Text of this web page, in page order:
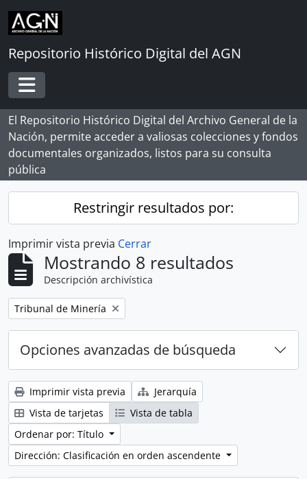
Skip to main content
Repositorio Histórico Digital del AGN
Toggle navigation
El Repositorio Histórico Digital del Archivo General de la
Nación, permite acceder a valiosas colecciones y fondos
documentales organizados, listos para su consulta
pública
Restringir resultados por:
Imprimir vista previa Cerrar
Mostrando 8 resultados
Descripción archivística
Remove filter:
Tribunal de Minería
Opciones avanzadas de búsqueda
Imprimir vista previa
Jerarquía
Vista de tarjetas
Vista de tabla
Ordenar por: Título
Dirección: Clasificación en orden ascendente